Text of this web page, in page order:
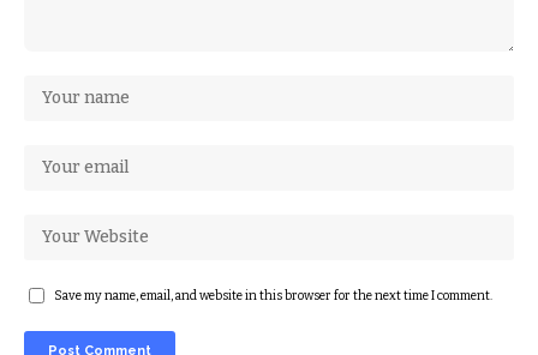
Save my name, email, and website in this browser for the next time I comment.